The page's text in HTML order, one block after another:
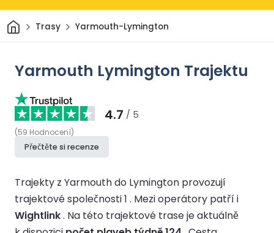
Domov
Trasy Yarmouth-Lymington
Yarmouth Lymington Trajektu
4.7 / 5
(59 Hodnocení)
Přečtěte si recenze
Trajekty z Yarmouth do Lymington provozují
trajektové společnosti 1 . Mezi operátory patří i
Wightlink. Na této trajektové trase je aktuálně